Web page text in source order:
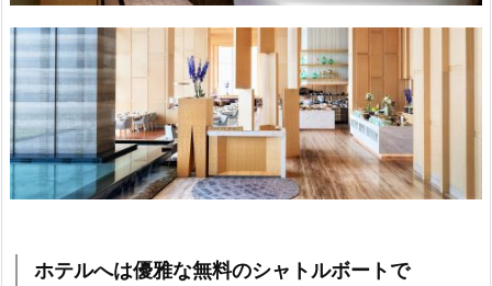
ホテルへは優雅な無料のシャトルボートで